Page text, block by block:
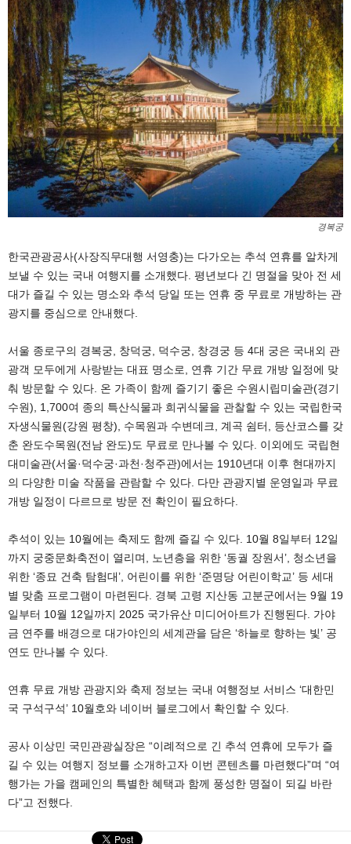
경복궁
한국관광공사(사장직무대행 서영충)는 다가오는 추석 연휴를 알차게
보낼 수 있는 국내 여행지를 소개했다. 평년보다 긴 명절을 맞아 전 세
대가 즐길 수 있는 명소와 추석 당일 또는 연휴 중 무료로 개방하는 관
광지를 중심으로 안내했다.
서울 종로구의 경복궁, 창덕궁, 덕수궁, 창경궁 등 4대 궁은 국내외 관
광객 모두에게 사랑받는 대표 명소로, 연휴 기간 무료 개방 일정에 맞
춰 방문할 수 있다. 온 가족이 함께 즐기기 좋은 수원시립미술관(경기
수원), 1,700여 종의 특산식물과 희귀식물을 관찰할 수 있는 국립한국
자생식물원(강원 평창), 수목원과 수변데크, 계곡 쉼터, 등산코스를 갖
춘 완도수목원(전남 완도)도 무료로 만나볼 수 있다. 이외에도 국립현
대미술관(서울·덕수궁·과천·청주관)에서는 1910년대 이후 현대까지
의 다양한 미술 작품을 관람할 수 있다. 다만 관광지별 운영일과 무료
개방 일정이 다르므로 방문 전 확인이 필요하다.
추석이 있는 10월에는 축제도 함께 즐길 수 있다. 10월 8일부터 12일
까지 궁중문화축전이 열리며, 노년층을 위한 ‘동궐 장원서’, 청소년을
위한 ‘종묘 건축 탐험대’, 어린이를 위한 ‘준명당 어린이학교’ 등 세대
별 맞춤 프로그램이 마련된다. 경북 고령 지산동 고분군에서는 9월 19
일부터 10월 12일까지 2025 국가유산 미디어아트가 진행된다. 가야
금 연주를 배경으로 대가야인의 세계관을 담은 ‘하늘로 향하는 빛’ 공
연도 만나볼 수 있다.
연휴 무료 개방 관광지와 축제 정보는 국내 여행정보 서비스 ‘대한민
국 구석구석’ 10월호와 네이버 블로그에서 확인할 수 있다.
공사 이상민 국민관광실장은 “이례적으로 긴 추석 연휴에 모두가 즐
길 수 있는 여행지 정보를 소개하고자 이번 콘텐츠를 마련했다”며 “여
행가는 가을 캠페인의 특별한 혜택과 함께 풍성한 명절이 되길 바란
다”고 전했다.